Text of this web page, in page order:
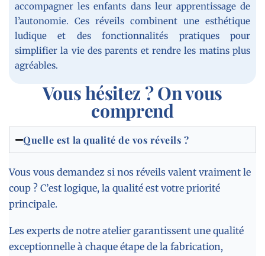
accompagner les enfants dans leur apprentissage de
l’autonomie. Ces réveils combinent une esthétique
ludique et des fonctionnalités pratiques pour
simplifier la vie des parents et rendre les matins plus
agréables.
Vous hésitez ? On vous
comprend
Quelle est la qualité de vos réveils ?
Vous vous demandez si nos réveils valent vraiment le
coup ? C’est logique, la qualité est votre priorité
principale.
Les experts de notre atelier garantissent une qualité
exceptionnelle à chaque étape de la fabrication,